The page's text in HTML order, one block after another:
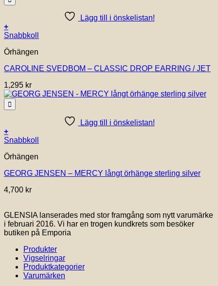
Lägg till i önskelistan!
+
Snabbkoll
Örhängen
CAROLINE SVEDBOM – CLASSIC DROP EARRING / JET
1,295 kr
Lägg till i önskelistan!
+
Snabbkoll
Örhängen
GEORG JENSEN – MERCY långt örhänge sterling silver
4,700 kr
GLENSIA lanserades med stor framgång som nytt varumärke
i februari 2016. Vi har en trogen kundkrets som besöker
butiken på Emporia
Produkter
Vigselringar
Produktkategorier
Varumärken